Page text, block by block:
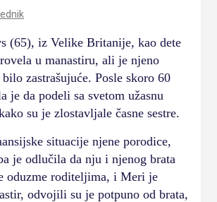
(65), iz Velike Britanije, kao dete
u manastiru, ali je njeno
zastrašujuće. Posle skoro 60
je da podeli sa svetom užasnu
su je zlostavljale časne sestre.
situacije njene porodice,
je odlučila da nju i njenog brata
oduzme roditeljima, i Meri je
odvojili su je potpuno od brata,